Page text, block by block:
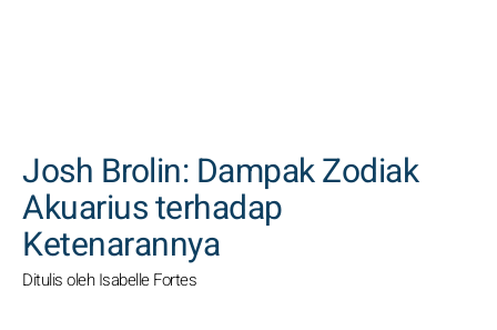
Josh Brolin: Dampak Zodiak
Akuarius terhadap
Ketenarannya
Ditulis oleh Isabelle Fortes